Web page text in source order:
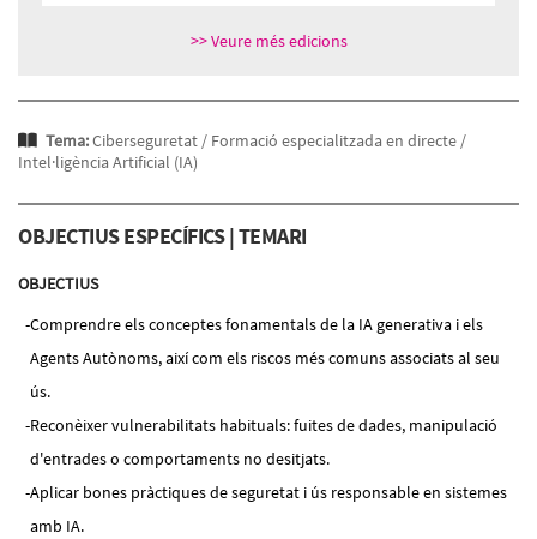
>> Veure més edicions
Tema:Ciberseguretat / Formació especialitzada en directe /
Intel·ligència Artificial (IA)
OBJECTIUS ESPECÍFICS | TEMARI
OBJECTIUS
Comprendre els conceptes fonamentals de la IA generativa i els
Agents Autònoms, així com els riscos més comuns associats al seu
ús.
Reconèixer vulnerabilitats habituals: fuites de dades, manipulació
d'entrades o comportaments no desitjats.
Aplicar bones pràctiques de seguretat i ús responsable en sistemes
amb IA.